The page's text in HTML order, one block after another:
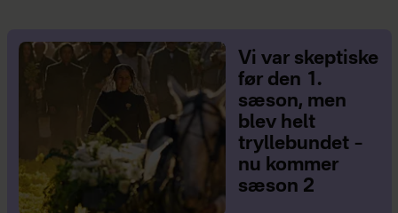
Vi var skeptiske
før den 1.
sæson, men
blev helt
tryllebundet –
nu kommer
sæson 2